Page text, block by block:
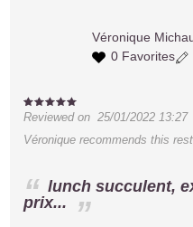
Véronique
0 Favorites
Reviewed on25/01/2022 13:27
Véronique recommends this
lunch succulent,
prix...